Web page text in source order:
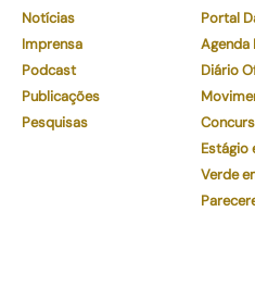
Notícias
Imprensa
Podcast
Publicações
Pesquisas
Portal
Agenda
Diário
Estágio
Verde